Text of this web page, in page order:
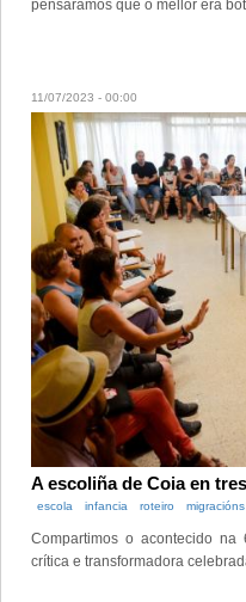
pensaramos que o mellor era
11/07/2023 - 00:00
A escoliña de Coia en
escola infancia roteiro migracións
Compartimos o acontecido na
crítica e transformadora